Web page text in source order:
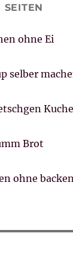
SEITEN
ohne Ei
selber
Brot
ohne backen